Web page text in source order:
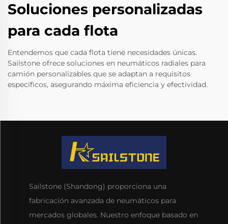
Soluciones personalizadas
para cada flota
Entendemos que cada flota tiene necesidades únicas.
Sailstone ofrece soluciones en neumáticos radiales para
camión personalizables que se adaptan a requisitos
específicos, asegurando máxima eficiencia y efectividad.
Sailstone (Shandong) proporciona una
fabricación avanzada de neumáticos para
mercados globales. Nuestro enfoque basado en